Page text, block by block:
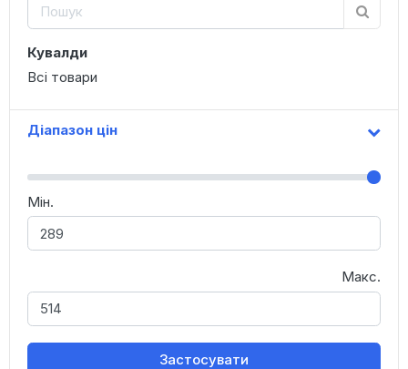
Кувалди
Всі товари
Діапазон цін
Мін.
Макс.
Застосувати